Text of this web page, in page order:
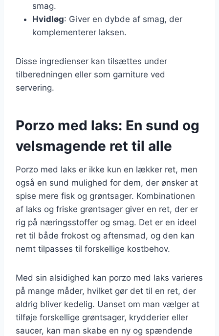
smag.
Hvidløg: Giver en dybde af smag, der
komplementerer laksen.
Disse ingredienser kan tilsættes under
tilberedningen eller som garniture ved
servering.
Porzo med laks: En sund og
velsmagende ret til alle
Porzo med laks er ikke kun en lækker ret, men
også en sund mulighed for dem, der ønsker at
spise mere fisk og grøntsager. Kombinationen
af laks og friske grøntsager giver en ret, der er
rig på næringsstoffer og smag. Det er en ideel
ret til både frokost og aftensmad, og den kan
nemt tilpasses til forskellige kostbehov.
Med sin alsidighed kan porzo med laks varieres
på mange måder, hvilket gør det til en ret, der
aldrig bliver kedelig. Uanset om man vælger at
tilføje forskellige grøntsager, krydderier eller
saucer, kan man skabe en ny og spændende